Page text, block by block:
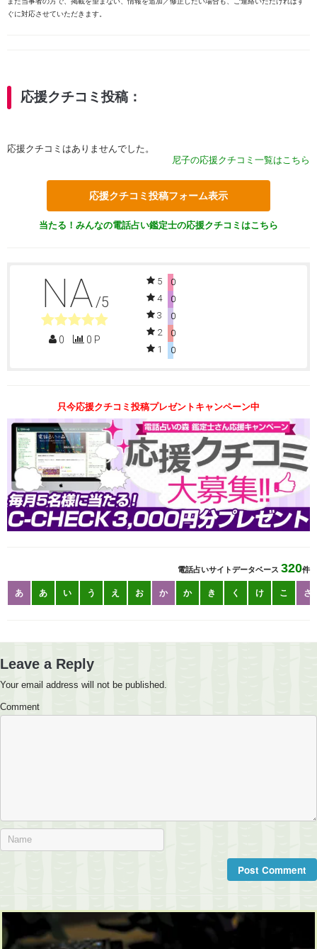
ぐに対応させていただきます。
応援クチコミ投稿：
応援クチコミはありませんでした。
尼子の応援クチコミ一覧はこちら
応援クチコミ投稿フォーム表示
当たる！みんなの電話占い鑑定士の応援クチコミはこちら
NA/5
0 0 P
5
0
4
0
3
0
2
0
1
0
只今応援クチコミ投稿プレゼントキャンペーン中
電話占いサイトデータベース 320件
あ あ い う え お か か き く け こ さ
Leave a Reply
Your email address will not be published.
Comment